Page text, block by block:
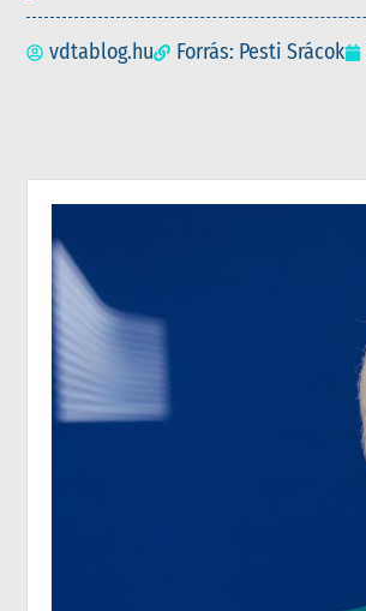
vdtablog.hu Forrás: Pesti Srácok